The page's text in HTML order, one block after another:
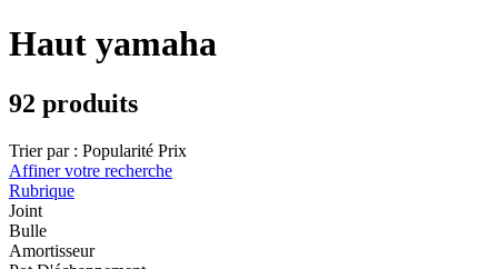
Haut yamaha
92 produits
Trier par : Popularité Prix
Affiner votre recherche
Rubrique
Joint
Bulle
Amortisseur